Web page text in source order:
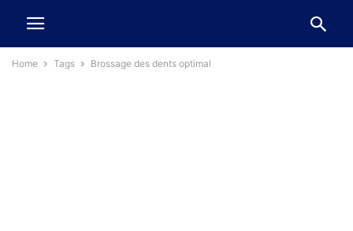
Home Tags Brossage des dents optimal